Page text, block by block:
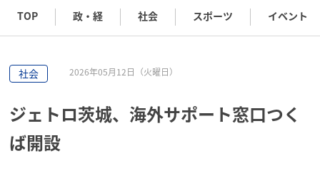
TOP 政・経 社会 スポーツ イベント
社会 2026年05月12日（火曜日）
ジェトロ茨城、海外サポート窓口つく
ば開設